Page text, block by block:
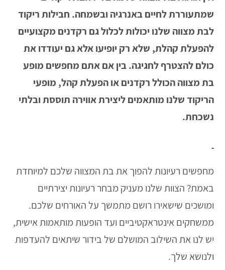
שמתעוררת לחיים באנרגיה ובשמחה. חבילות ריקוד
לבת מצווה שלנו יכולות לכלול גם רקדנים מקצועיים
להפעלת קהלת, שלא רק יופיעו אלא גם יעודדו את
כולם להצטרף לחגיגה. בין אם אתם מחפשים מופע
בת מצווה הכולל רקדנים או הפעלת קהל, מופעי
הריקוד שלנו מותאמים ליצירת אווירה תוססת ובלתי
נשכחת.
מחפשים רעיונות להפוך את בת המצווה שלכם למיוחדת
באמת? הצוות שלנו מעניק מבחר רעיונות יצירתיים
ומושכים שישאירו רושם מתמשך על האורחים שלכם.
ממשחקים אינטראקטיביים ועד הופעות מותאמות אישית,
יש לנו את השילוב המושלם של בידור שיתאים להעדפות
ולנושא שלך.